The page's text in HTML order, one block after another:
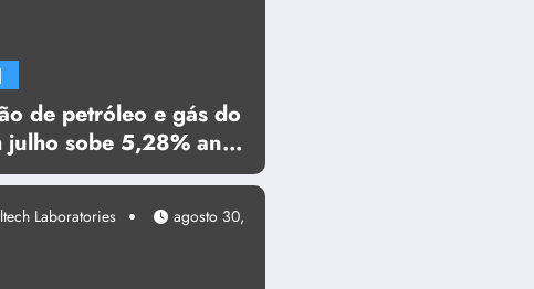
de petróleo e gás do
julho sobe 5,28% ante
5 mi de
Laboratories
agosto 30,